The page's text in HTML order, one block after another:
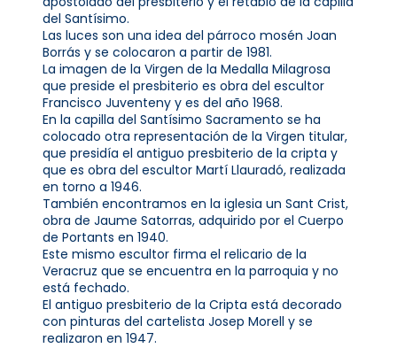
del Santísimo.
Las luces son una idea del párroco mosén Joan
Borrás y se colocaron a partir de 1981.
La imagen de la Virgen de la Medalla Milagrosa
que preside el presbiterio es obra del escultor
Francisco Juventeny y es del año 1968.
En la capilla del Santísimo Sacramento se ha
colocado otra representación de la Virgen titular,
que presidía el antiguo presbiterio de la cripta y
que es obra del escultor Martí Llauradó, realizada
en torno a 1946.
También encontramos en la iglesia un Sant Crist,
obra de Jaume Satorras, adquirido por el Cuerpo
de Portants en 1940.
Este mismo escultor firma el relicario de la
Veracruz que se encuentra en la parroquia y no
está fechado.
El antiguo presbiterio de la Cripta está decorado
con pinturas del cartelista Josep Morell y se
realizaron en 1947.